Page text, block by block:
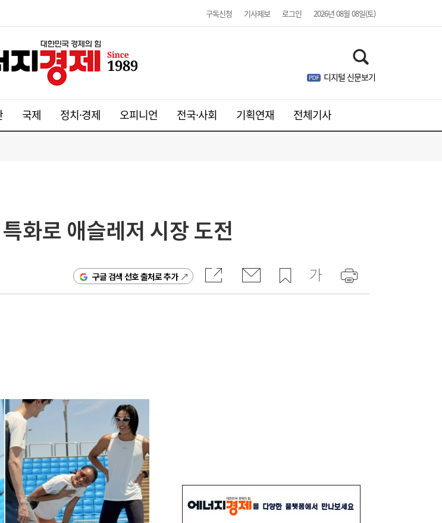
구독신청 기사제보 로그인 2026년 08월 08일(토)
디지털 신문보기
국제 정치·경제 오피니언 전국·사회 기획연재 전체기사
화로 애슬레저 시장 도전
구글 검색 선호 출처로 추가
18:05
[송윤주의 부동산생태계] 첫발 뗀 ‘적금주
“40도 폭염에 쓰러지면”...나도 받을 수 있는